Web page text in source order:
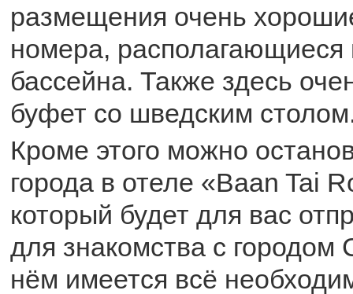
размещения очень
номера, располагающиеся
бассейна. Также здесь
буфет со шведским
Кроме этого можно
города в отеле «Baan Tai
который будет для вас
для знакомства с городом
нём имеется всё